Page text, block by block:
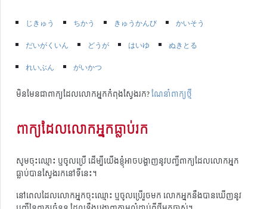
じきゅう ちかう きゅうかんび
かいそう
だいがくいん
どうが はいゆ
ぬきとる
れいぶん
がいかつ
មិនមែនជាពាក្យដែលលោកអ្នកកំពុងស្វែងរក?ណែនាំពាក្យថ្មី
ពាក្យដែលលោកអ្នកធ្លាប់រក
សូមចុះឈ្មោះ ឬចូលប្រើ ដើម្បីយើងខ្ញុំអាចបង្ហាញនូវបញ្ជីពាក្យដែលលោកអ្នក
ធ្លាប់បានស្វែងរកនៅទីនេះ។
នៅពេលដែលលោកអ្នកចុះឈ្មោះ ឬចូលប្រើរួចមក លោកអ្នកនឹងបានឃើញនូវ